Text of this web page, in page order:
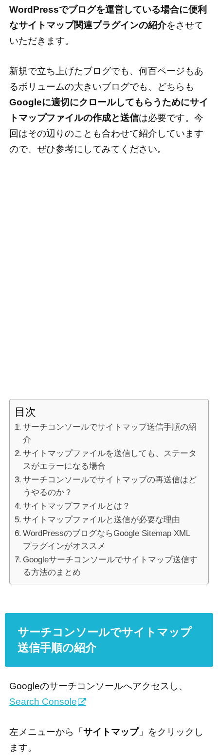
WordPressでブログを運営している場合に便利
なサイトマップ関連プラグインの紹介をさせて
いただきます。
新規で立ち上げたブログでも、何百ページもあ
るボリュームの大きいブログでも、どちらも
Googleに適切にクロールしてもらうためにサイ
トマップファイルの作成と送信は必要です。今
回はその辺りのことも合わせて紹介しています
ので、ぜひ参考にしてみてください。
目次
サーチコンソールでサイトマップ送信手順の紹
介
サイトマップファイルを送信しても、ステータ
スがエラーになる場合
サーチコンソールでサイトマップの再送信はど
うやるのか？
サイトマップファイルとは？
サイトマップファイルと送信が必要な理由
WordPressのブログならGoogle Sitemap XML
プラグインがオススメ
Googleサーチコンソールでサイトマップ送信す
る方法のまとめ
サーチコンソールでサイトマップ
送信手順の紹介
Googleのサーチコンソールへアクセスし、
Search Console
左メニューから「サイトマップ」をクリックし
ます。